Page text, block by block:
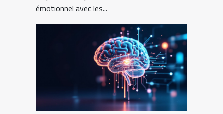
émotionnel avec les...